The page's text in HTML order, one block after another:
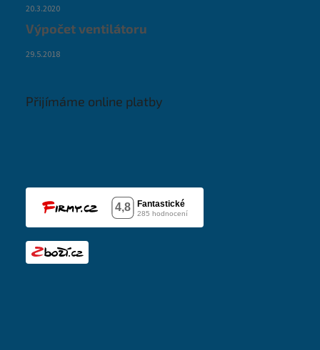
20.3.2020
Výpočet ventilátoru
29.5.2018
Přijímáme online platby